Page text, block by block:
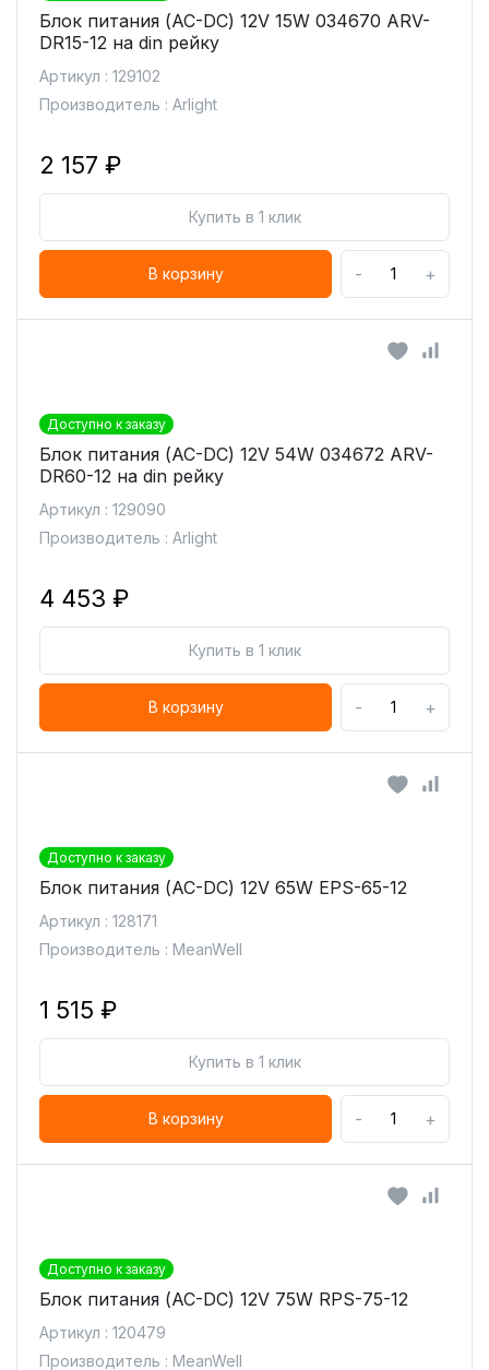
Блок питания (AC-DC) 12V 15W 034670 ARV-
DR15-12 на din рейку
Артикул : 129102
Производитель : Arlight
2 157 ₽
Купить в 1 клик
В корзину - +
Доступно к заказу
Блок питания (AC-DC) 12V 54W 034672 ARV-
DR60-12 на din рейку
Артикул : 129090
Производитель : Arlight
4 453 ₽
Купить в 1 клик
В корзину - +
Доступно к заказу
Блок питания (AC-DC) 12V 65W EPS-65-12
Артикул : 128171
Производитель : MeanWell
1 515 ₽
Купить в 1 клик
В корзину - +
Доступно к заказу
Блок питания (AC-DC) 12V 75W RPS-75-12
Артикул : 120479
Производитель : MeanWell